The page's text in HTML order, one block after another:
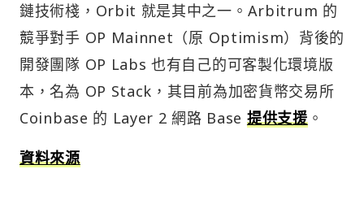
鏈技術棧，Orbit 就是其中之一。Arbitrum 的
競爭對手 OP Mainnet（原 Optimism）背後的
開發團隊 OP Labs 也有自己的可客製化環境版
本，名為 OP Stack，其目前為加密貨幣交易所
Coinbase 的 Layer 2 網路 Base 提供支援。
資料來源